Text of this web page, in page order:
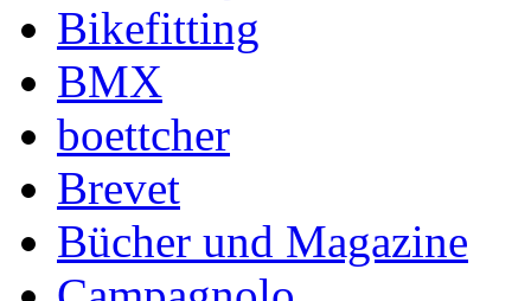
Bikefitting
BMX
boettcher
Brevet
Bücher und Magazine